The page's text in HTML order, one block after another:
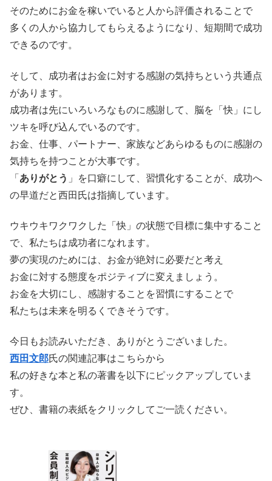
そのためにお金を稼いでいると人から評価されることで
多くの人から協力してもらえるようになり、短期間で成功
できるのです。
そして、成功者はお金に対する感謝の気持ちという共通点
があります。
成功者は先にいろいろなものに感謝して、脳を「快」にし
ツキを呼び込んでいるのです。
お金、仕事、パートナー、家族などあらゆるものに感謝の
気持ちを持つことが大事です。
「 ありがとう 」を口癖にして、習慣化することが、成功へ
の早道だと西田氏は指摘しています。
ウキウキワクワクした「快」の状態で目標に集中すること
で、私たちは成功者になれます。
夢の実現のためには、お金が絶対に必要だと考え
お金に対する態度をポジティブに変えましょう。
お金を大切にし、感謝することを習慣にすることで
私たちは未来を明るくできそうです。
今日もお読みいただき、ありがとうございました。
西田文郎氏の関連記事はこちらから
私の好きな本と私の著書を以下にピックアップしていま
す。
ぜひ、書籍の表紙をクリックしてご一読ください。